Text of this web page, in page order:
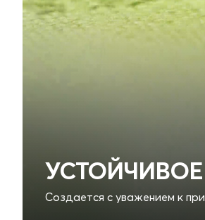
Создается с уважением к